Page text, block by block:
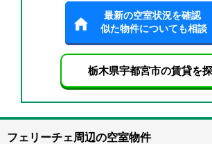
最新の空室状況を確認
似た物件についても相談
栃木県宇都宮市の賃貸を
フェリーチェ周辺の空室物件